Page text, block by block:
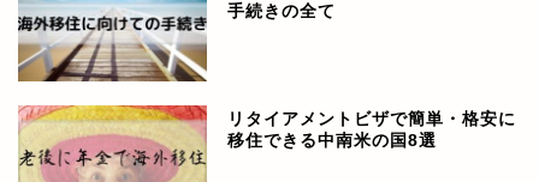
手続きの全て
リタイアメントビザで簡単・格安に
移住できる中南米の国8選